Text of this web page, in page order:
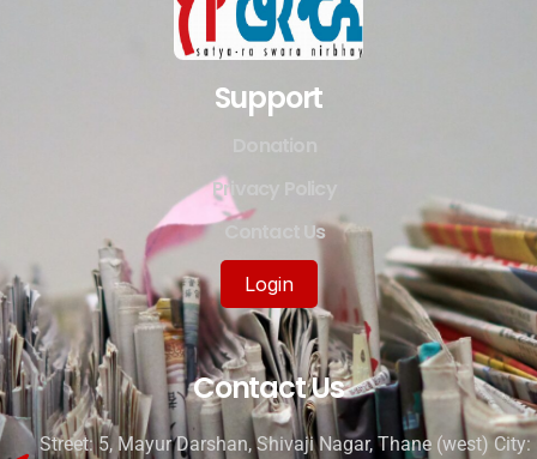
Support
Privacy Policy
Contact Us
Login
Contact Us
Street: 5, Mayur Darshan, Shivaji Nagar, Thane (west) City: